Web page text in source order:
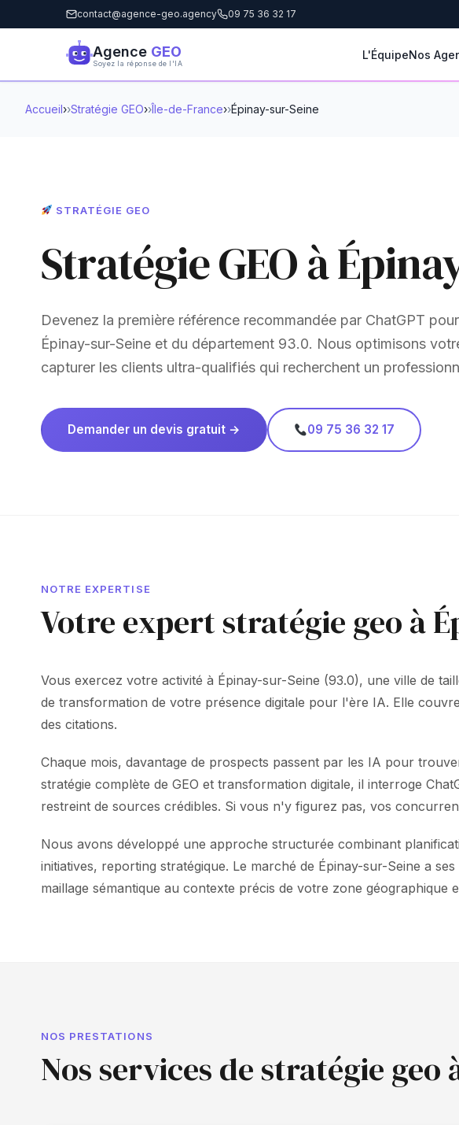
contact@agence-geo.agency 09 75 36 32 17
Agence GEO
Soyez la réponse de l'IA
L'ÉquipeNos
Accueil› Stratégie GEO› Île-de-France› Épinay-sur-Seine
STRATÉGIE GEO
Stratégie GEO à
Devenez la première référence recommandée par ChatGPT
Épinay-sur-Seine et du département 93.0. Nous optimisons
capturer les clients ultra-qualifiés qui recherchent un
Demander un devis gratuit → 09 75 36 32 17
NOTRE EXPERTISE
Votre expert stratégie geo à
Vous exercez votre activité à Épinay-sur-Seine (93.0), une ville de
de transformation de votre présence digitale pour l'ère IA. Elle
des citations.
Chaque mois, davantage de prospects passent par les IA pour
stratégie complète de GEO et transformation digitale, il interroge
restreint de sources crédibles. Si vous n'y figurez pas, vos
Nous avons développé une approche structurée combinant
initiatives, reporting stratégique. Le marché de Épinay-sur-Seine a
maillage sémantique au contexte précis de votre zone géographique
NOS PRESTATIONS
Nos services de stratégie geo